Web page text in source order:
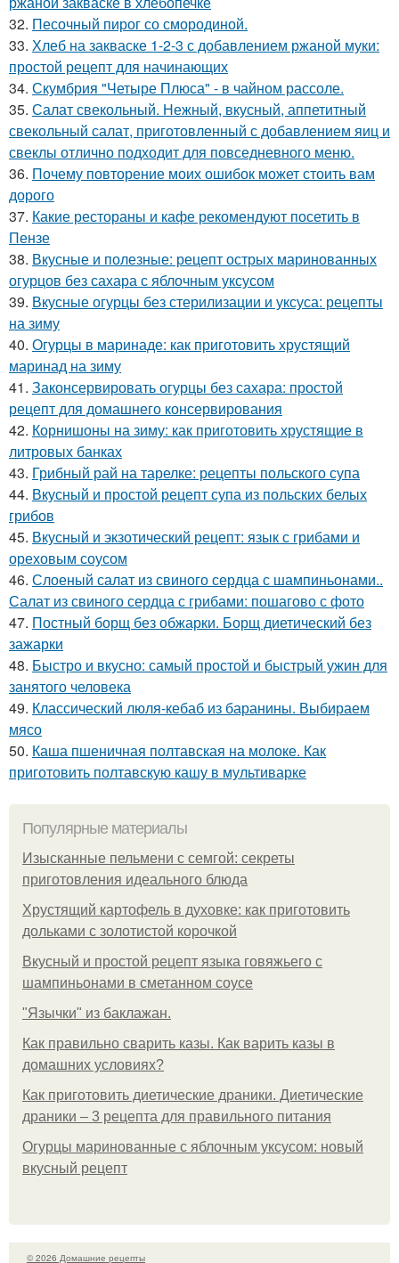
32. Песочный пирог со смородиной.
33. Хлеб на закваске 1-2-3 с добавлением ржаной муки:
простой рецепт для начинающих
34. Скумбрия "Четыре Плюса" - в чайном рассоле.
35. Салат свекольный. Нежный, вкусный, аппетитный
свекольный салат, приготовленный с добавлением яиц и
свеклы отлично подходит для повседневного меню.
36. Почему повторение моих ошибок может стоить вам
дорого
37. Какие рестораны и кафе рекомендуют посетить в
Пензе
38. Вкусные и полезные: рецепт острых маринованных
огурцов без сахара с яблочным уксусом
39. Вкусные огурцы без стерилизации и уксуса: рецепты
на зиму
40. Огурцы в маринаде: как приготовить хрустящий
маринад на зиму
41. Законсервировать огурцы без сахара: простой
рецепт для домашнего консервирования
42. Корнишоны на зиму: как приготовить хрустящие в
литровых банках
43. Грибный рай на тарелке: рецепты польского супа
44. Вкусный и простой рецепт супа из польских белых
грибов
45. Вкусный и экзотический рецепт: язык с грибами и
ореховым соусом
46. Слоеный салат из свиного сердца с шампиньонами..
Салат из свиного сердца с грибами: пошагово с фото
47. Постный борщ без обжарки. Борщ диетический без
зажарки
48. Быстро и вкусно: самый простой и быстрый ужин для
занятого человека
49. Классический люля-кебаб из баранины. Выбираем
мясо
50. Каша пшеничная полтавская на молоке. Как
приготовить полтавскую кашу в мультиварке
Популярные материалы
Изысканные пельмени с семгой: секреты
приготовления идеального блюда
Хрустящий картофель в духовке: как приготовить
дольками с золотистой корочкой
Вкусный и простой рецепт языка говяжьего с
шампиньонами в сметанном соусе
"Язычки" из баклажан.
Как правильно сварить казы. Как варить казы в
домашних условиях?
Как приготовить диетические драники. Диетические
драники – 3 рецепта для правильного питания
Огурцы маринованные с яблочным уксусом: новый
вкусный рецепт
© 2026 Домашние рецепты